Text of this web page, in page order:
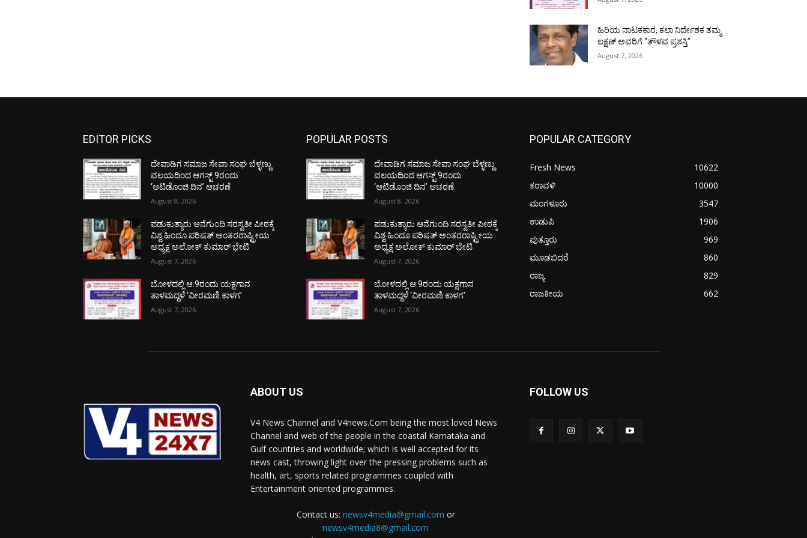
ಹಿರಿಯ ನಾಟಕಕಾರ, ಕಲಾ ನಿರ್ದೇಶಕ ತಮ್ಮ
ಲಕ್ಷಣ್ ಅವರಿಗೆ “ತೌಳವ ಪ್ರಶಸ್ತಿ”
August 7, 2026
EDITOR PICKS
ದೇವಾಡಿಗ ಸಮಾಜ ಸೇವಾ ಸಂಘ ಬೆಳ್ಳಣ್ಣು
ವಲಯದಿಂದ ಆಗಸ್ಟ್ 9ರಂದು
‘ಆಟಿಡೊಂಜಿ ದಿನ’ ಆಚರಣೆ
August 8, 2026
ಪಡುಕುತ್ಯಾರು ಆನೆಗುಂದಿ ಸರಸ್ವತೀ ಪೀಠಕ್ಕೆ
ವಿಶ್ವ ಹಿಂದೂ ಪರಿಷತ್ ಅಂತರರಾಷ್ಟ್ರೀಯ
ಅಧ್ಯಕ್ಷ ಅಲೋಕ್ ಕುಮಾರ್ ಭೇಟಿ
August 7, 2026
ಬೋಳದಲ್ಲಿ ಆ.9ರಂದು ಯಕ್ಷಗಾನ
ತಾಳಮದ್ದಳೆ ‘ವೀರಮಣಿ ಕಾಳಗ’
August 7, 2026
POPULAR POSTS
ದೇವಾಡಿಗ ಸಮಾಜ ಸೇವಾ ಸಂಘ ಬೆಳ್ಳಣ್ಣು
ವಲಯದಿಂದ ಆಗಸ್ಟ್ 9ರಂದು
‘ಆಟಿಡೊಂಜಿ ದಿನ’ ಆಚರಣೆ
August 8, 2026
ಪಡುಕುತ್ಯಾರು ಆನೆಗುಂದಿ ಸರಸ್ವತೀ ಪೀಠಕ್ಕೆ
ವಿಶ್ವ ಹಿಂದೂ ಪರಿಷತ್ ಅಂತರರಾಷ್ಟ್ರೀಯ
ಅಧ್ಯಕ್ಷ ಅಲೋಕ್ ಕುಮಾರ್ ಭೇಟಿ
August 7, 2026
ಬೋಳದಲ್ಲಿ ಆ.9ರಂದು ಯಕ್ಷಗಾನ
ತಾಳಮದ್ದಳೆ ‘ವೀರಮಣಿ ಕಾಳಗ’
August 7, 2026
POPULAR CATEGORY
Fresh News
10622
ಕರಾವಳಿ
10000
ಮಂಗಳೂರು
3547
ಉಡುಪಿ
1906
ಪುತ್ತೂರು
969
ಮೂಡಬಿದರೆ
860
ರಾಜ್ಯ
829
ರಾಜಕೀಯ
662
ABOUT US
V4 News Channel and V4news.Com being the most loved News
Channel and web of the people in the coastal Karnataka and
Gulf countries and worldwide; which is well accepted for its
news cast, throwing light over the pressing problems such as
health, art, sports related programmes coupled with
Entertainment oriented programmes.
Contact us: newsv4media@gmail.com or
newsv4media8@gmail.com
FOLLOW US